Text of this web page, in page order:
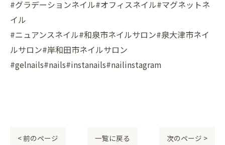
#グラデーションネイル#オフィスネイル#マグネットネ
イル
#ニュアンスネイル#和泉市ネイルサロン#泉大津市ネイ
ルサロン#岸和田市ネイルサロン
#gelnails#nails#instanails#nailinstagram
< 前のページ 一覧に戻る 次のページ >